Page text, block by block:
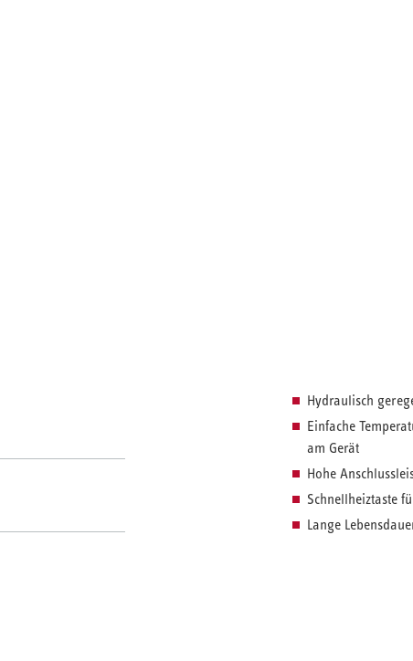
Hydraulisch
Einfache
am Gerät
Hohe
Schnellheiztaste
Lange